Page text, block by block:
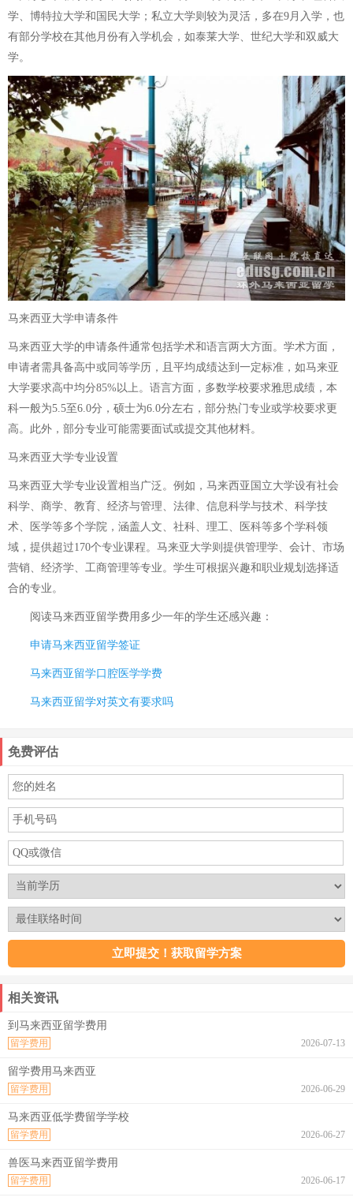
学、博特拉大学和国民大学；私立大学则较为灵活，多在9月入学，也
有部分学校在其他月份有入学机会，如泰莱大学、世纪大学和双威大
学。
马来西亚大学申请条件
马来西亚大学的申请条件通常包括学术和语言两大方面。学术方面，
申请者需具备高中或同等学历，且平均成绩达到一定标准，如马来亚
大学要求高中均分85%以上。语言方面，多数学校要求雅思成绩，本
科一般为5.5至6.0分，硕士为6.0分左右，部分热门专业或学校要求更
高。此外，部分专业可能需要面试或提交其他材料。
马来西亚大学专业设置
马来西亚大学专业设置相当广泛。例如，马来西亚国立大学设有社会
科学、商学、教育、经济与管理、法律、信息科学与技术、科学技
术、医学等多个学院，涵盖人文、社科、理工、医科等多个学科领
域，提供超过170个专业课程。马来亚大学则提供管理学、会计、市场
营销、经济学、工商管理等专业。学生可根据兴趣和职业规划选择适
合的专业。
阅读马来西亚留学费用多少一年的学生还感兴趣：
申请马来西亚留学签证
马来西亚留学口腔医学学费
马来西亚留学对英文有要求吗
免费评估
相关资讯
到马来西亚留学费用
2026-07-13
留学费用
留学费用马来西亚
2026-06-29
留学费用
马来西亚低学费留学学校
2026-06-27
留学费用
兽医马来西亚留学费用
2026-06-17
留学费用